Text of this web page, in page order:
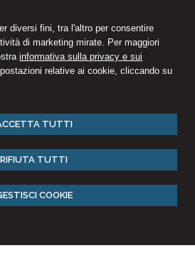
diversi fini, tra l'altro per consentire
di marketing mirate. Per maggiori
informativa sulla privacy e sui
relative ai cookie, cliccando su
TUTTI
RIFIUTA TUTTI
COOKIE